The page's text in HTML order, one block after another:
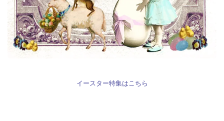
イースター特集はこちら